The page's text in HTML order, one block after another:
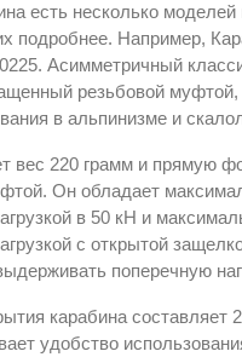
есть несколько моделей
подробнее. Например,
Асимметричный
резьбовой муфтой,
в альпинизме и
вес 220 грамм и прямую
Он обладает
в 50 кН и
с открытой
поперечную
карабина составляет
удобство